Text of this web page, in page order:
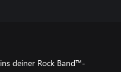
deiner Rock Band™-